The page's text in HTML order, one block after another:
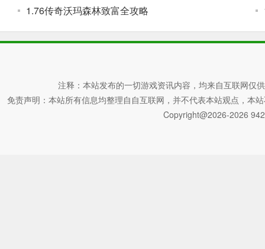
1.76传奇沃玛森林致富全攻略
注释：本站发布的一切游戏资讯内容，均来自互联网仅
免责声明：本站所有信息均整理自自互联网，并不代表本站观点，本
Copyright@2026-2026